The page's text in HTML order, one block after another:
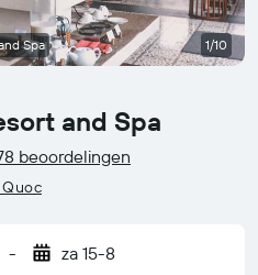
and Spa
beoordelingen
Quoc
- za 15-8
Spa 1/10